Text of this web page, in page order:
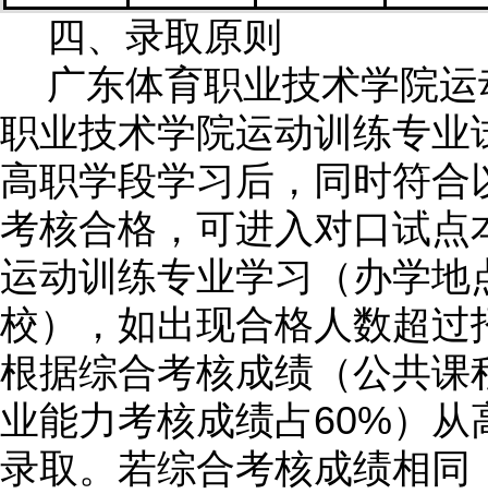
四、录取原则
广东体育职业技术学院
职业技术学院运动训练专业
高职学段学习后，同时符
考核合格，可进入对口试
运动训练专业学习
（办学
校）
，如出现合格人数超
根据综合考核成绩（公共课
业能力考核成绩占60%）从
录取。若综合考核成绩相同